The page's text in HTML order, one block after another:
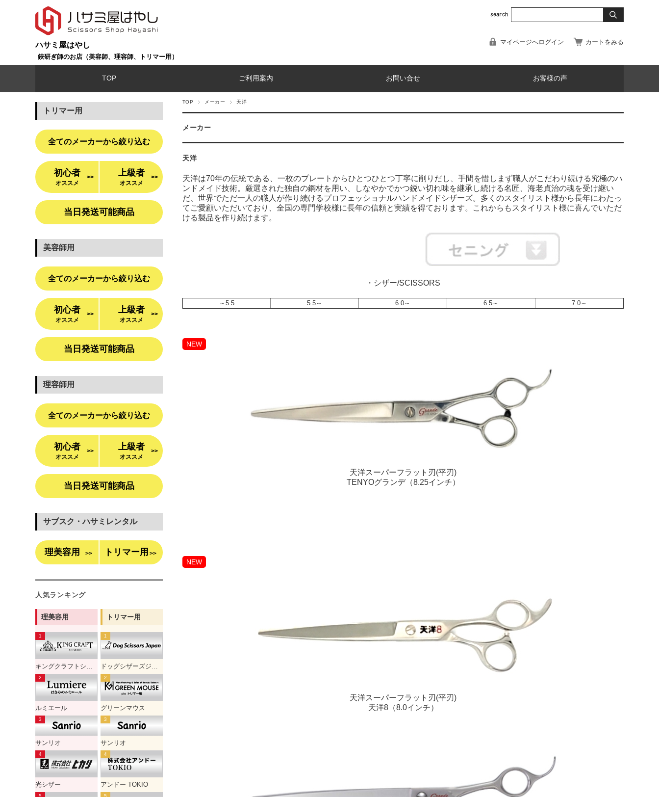
ハサミ屋はやし
鋏研ぎ師のお店（美容師、理容師、トリマー用）
マイページへログイン カートをみる
TOP ご利用案内 お問い合せ お客様の声
TOP メーカー 天洋
メーカー
天洋
天洋は70年の伝統である、一枚のプレートからひとつひとつ丁寧に削りだし、手間を惜しまず職人がこだわり続ける究極のハ
ンドメイド技術。厳選された独自の鋼材を用い、しなやかでかつ鋭い切れ味を継承し続ける名匠、海老貞治の魂を受け継い
だ、世界でただ一人の職人が作り続けるプロフェッショナルハンドメイドシザーズ。多くのスタイリスト様から長年にわたっ
てご愛顧いただいており、全国の専門学校様に長年の信頼と実績を得ております。これからもスタイリスト様に喜んでいただ
ける製品を作り続けます。
・シザー/SCISSORS
～5.5 5.5～ 6.0～ 6.5～ 7.0～
NEW
天洋スーパーフラット刃(平刃)
TENYOグランデ（8.25インチ）
NEW
天洋スーパーフラット刃(平刃)
天洋8（8.0インチ）
トリマー用
全てのメーカーから絞り込む
初心者
オススメ
>> 上級者
オススメ
>>
当日発送可能商品
美容師用
全てのメーカーから絞り込む
初心者
オススメ
>> 上級者
オススメ
>>
当日発送可能商品
理容師用
全てのメーカーから絞り込む
初心者
オススメ
>> 上級者
オススメ
>>
当日発送可能商品
サブスク・ハサミレンタル
理美容用 >> トリマー用 >>
人気ランキング
理美容用
キングクラフトシザー
ルミエール
サンリオ
光シザー
トリマー用
ドッグシザーズジャパン
グリーンマウス
サンリオ
アンドー TOKIO